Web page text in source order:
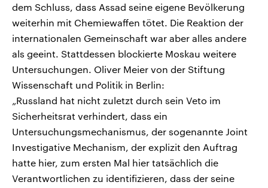
dem Schluss, dass Assad seine eigene Bevölkerung
weiterhin mit Chemiewaffen tötet. Die Reaktion der
internationalen Gemeinschaft war aber alles andere
als geeint. Stattdessen blockierte Moskau weitere
Untersuchungen. Oliver Meier von der Stiftung
Wissenschaft und Politik in Berlin:
„Russland hat nicht zuletzt durch sein Veto im
Sicherheitsrat verhindert, dass ein
Untersuchungsmechanismus, der sogenannte Joint
Investigative Mechanism, der explizit den Auftrag
hatte hier, zum ersten Mal hier tatsächlich die
Verantwortlichen zu identifizieren, dass der seine